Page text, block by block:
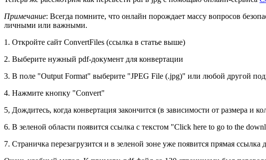
Примечание: Всегда помните, что онлайн порождает массу вопросов
личными или важными.
1. Откройте сайт ConvertFiles (ссылка в статье выше)
2. Выберите нужный pdf-документ для конвертации
3. В поле "Output Format" выберите "JPEG File (.jpg)" или любой другой
4. Нажмите кнопку "Convert"
5, Дождитесь, когда конвертация закончится (в зависимости от размера
6. В зеленой области появится ссылка с текстом "Click here to go to the
7. Страничка перезагрузится и в зеленой зоне уже появится прямая